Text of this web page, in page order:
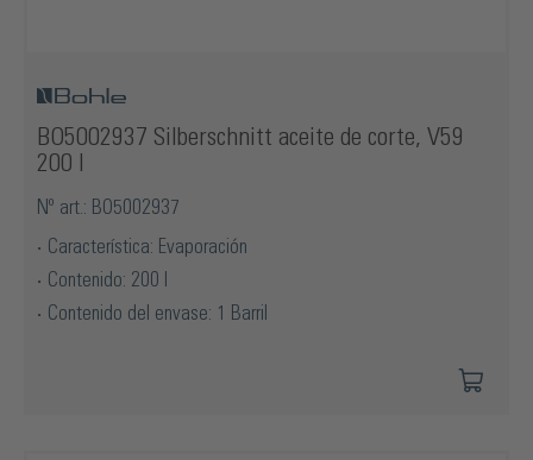
BO5002937 Silberschnitt aceite de corte, V59
200 l
Nº art.: BO5002937
Característica: Evaporación
Contenido: 200 l
Contenido del envase: 1 Barril